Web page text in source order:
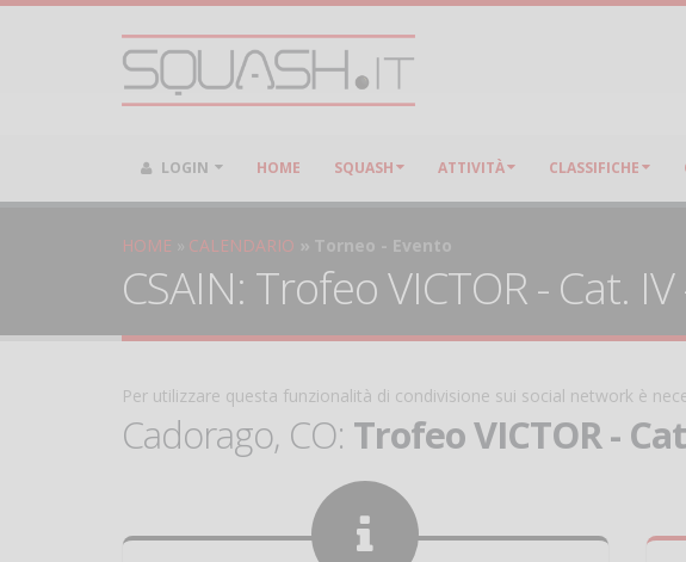
LOGIN HOME SQUASH ATTIVITÀ CLASSIFICHE
HOME CALENDARIO Torneo - Evento
CSAIN: Trofeo VICTOR - Cat.
Per utilizzare questa funzionalità di condivisione sui social network è
Cadorago, CO: Trofeo VICTOR -